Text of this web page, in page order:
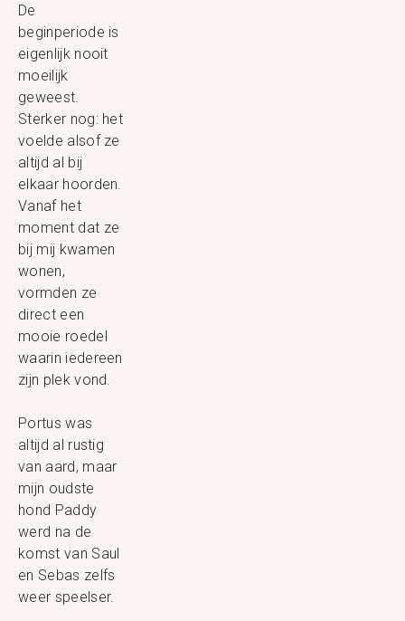
De
beginperiode is
eigenlijk nooit
moeilijk
geweest.
Sterker nog: het
voelde alsof ze
altijd al bij
elkaar hoorden.
Vanaf het
moment dat ze
bij mij kwamen
wonen,
vormden ze
direct een
mooie roedel
waarin iedereen
zijn plek vond.
Portus was
altijd al rustig
van aard, maar
mijn oudste
hond Paddy
werd na de
komst van Saul
en Sebas zelfs
weer speelser.